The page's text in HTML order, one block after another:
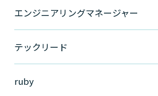
エンジニアリングマネージャー
テックリード
ruby